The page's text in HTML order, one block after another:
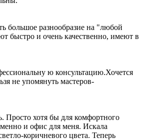
большое разнообразие на "любой
быстро и очень качественно, имеют в
ю консультацию.Хочется
не упомянуть мастеров-
Просто хотя бы для комфортного
и офис для меня. Искала
коричневого цвета. Теперь